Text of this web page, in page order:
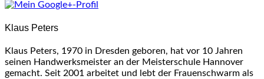
change
below.
Klaus Peters
Klaus Peters, 1970 in Dresden geboren, hat vor 10 Jahren
seinen Handwerksmeister an der Meisterschule Hannover
gemacht. Seit 2001 arbeitet und lebt der Frauenschwarm als